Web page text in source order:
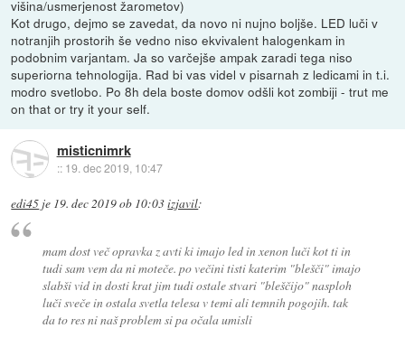
višina/usmerjenost žarometov)
Kot drugo, dejmo se zavedat, da novo ni nujno boljše. LED luči v
notranjih prostorih še vedno niso ekvivalent halogenkam in
podobnim varjantam. Ja so varčejše ampak zaradi tega niso
superiorna tehnologija. Rad bi vas videl v pisarnah z ledicami in t.i.
modro svetlobo. Po 8h dela boste domov odšli kot zombiji - trut me
on that or try it your self.
misticnimrk
:: 19. dec 2019, 10:47
edi45 je 19. dec 2019 ob 10:03izjavil:
mam dost več opravka z avti ki imajo led in xenon luči kot ti in
tudi sam vem da ni moteče. po večini tisti katerim "blešči" imajo
slabši vid in dosti krat jim tudi ostale stvari "bleščijo" nasploh
luči sveče in ostala svetla telesa v temi ali temnih pogojih. tak
da to res ni naš problem si pa očala umisli